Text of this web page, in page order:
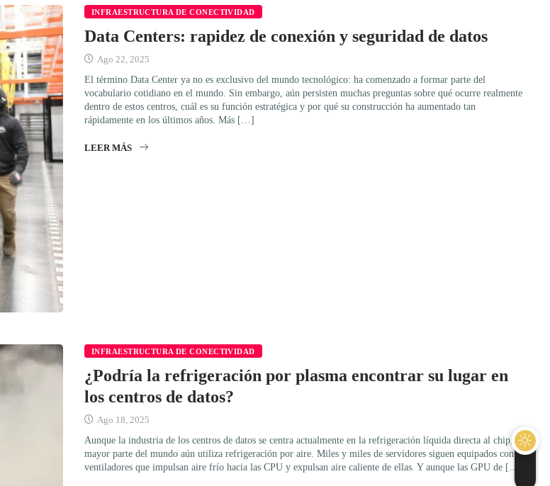
INFRAESTRUCTURA DE CONECTIVIDAD
Data Centers: rapidez de conexión y seguridad de datos
Ago 22, 2025
El término Data Center ya no es exclusivo del mundo tecnológico: ha comenzado a formar parte del
vocabulario cotidiano en el mundo. Sin embargo, aún persisten muchas preguntas sobre qué ocurre realmente
dentro de estos centros, cuál es su función estratégica y por qué su construcción ha aumentado tan
rápidamente en los últimos años. Más […]
LEER MÁS
INFRAESTRUCTURA DE CONECTIVIDAD
¿Podría la refrigeración por plasma encontrar su lugar en
los centros de datos?
Ago 18, 2025
Aunque la industria de los centros de datos se centra actualmente en la refrigeración líquida directa al chip, la
mayor parte del mundo aún utiliza refrigeración por aire. Miles y miles de servidores siguen equipados con
ventiladores que impulsan aire frío hacia las CPU y expulsan aire caliente de ellas. Y aunque las GPU de […]